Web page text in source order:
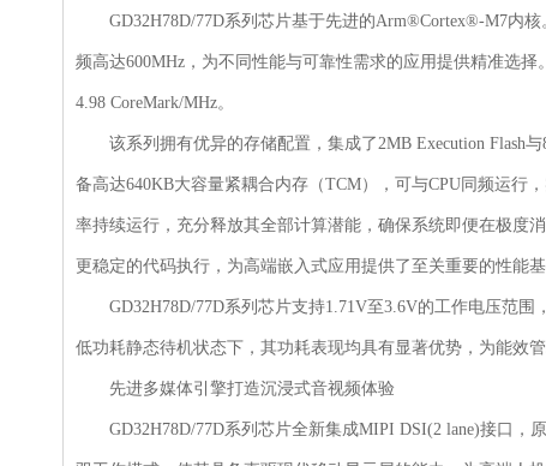
GD32H78D/77D系列芯片基于先进的Arm®Cortex®-M7内核
频高达600MHz，为不同性能与可靠性需求的应用提供精准选
4.98 CoreMark/MHz。
该系列拥有优异的存储配置，集成了2MB Execution Flash与
备高达640KB大容量紧耦合内存（TCM），可与CPU同频运行
率持续运行，充分释放其全部计算潜能，确保系统即便在极度
更稳定的代码执行，为高端嵌入式应用提供了至关重要的性能基
GD32H78D/77D系列芯片支持1.71V至3.6V的工作电压范围
低功耗静态待机状态下，其功耗表现均具有显著优势，为能效
先进多媒体引擎打造沉浸式音视频体验
GD32H78D/77D系列芯片全新集成MIPI DSI(2 lane)接口，